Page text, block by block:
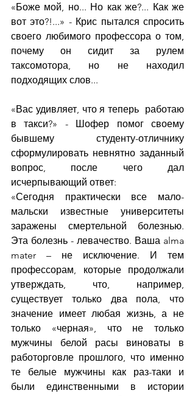
«Боже мой, но... Но как же?... Как же
вот это?!...» - Крис пытался спросить
своего любимого профессора о том,
почему он сидит за рулем
таксомотора, но не находил
подходящих слов...
«Вас удивляет, что я теперь  работаю
в такси?» - Шофер помог своему
бывшему студенту-отличнику
сформулировать невнятно заданный
вопрос, после чего дал
исчерпывающий ответ:
«Сегодня практически все мало-
мальски известные университеты
заражены смертельной болезнью.
Эта болезнь - левачество. Ваша alma
mater – не исключение. И тем
профессорам, которые продолжали
утверждать, что, например,
существует только два пола, что
значение имеет любая жизнь, а не
только «черная», что не только
мужчины белой расы виноваты в
работорговле прошлого, что именно
те белые мужчины как раз-таки и
были единственными в истории